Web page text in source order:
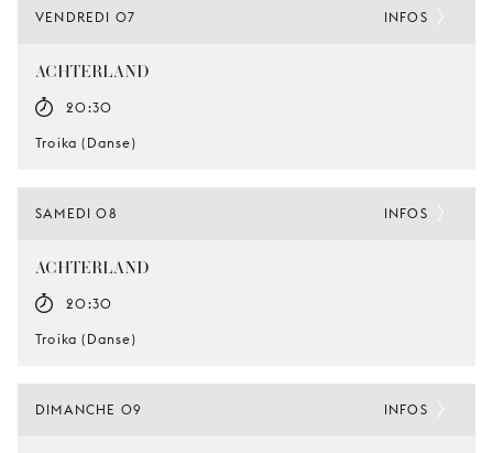
VENDREDI 07
ACHTERLAND
20:30
Troika (Danse)
INFOS
SAMEDI 08
ACHTERLAND
20:30
Troika (Danse)
INFOS
DIMANCHE 09 INFOS